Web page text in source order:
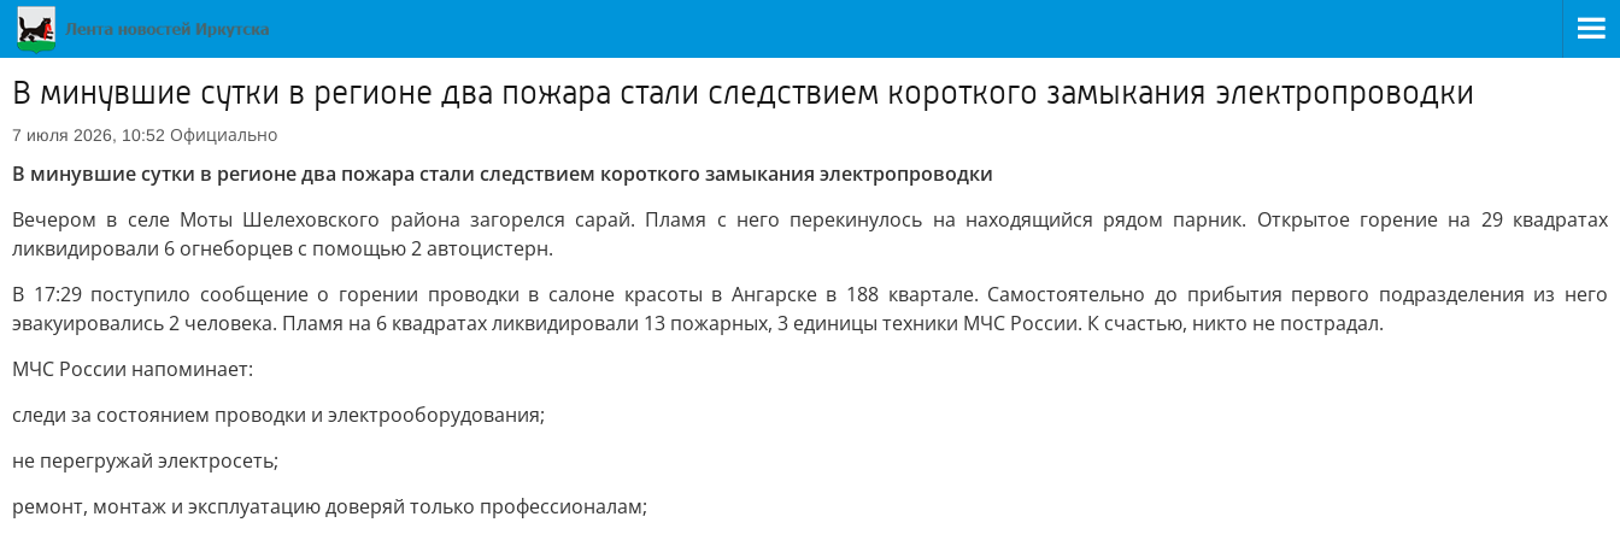
В минувшие сутки в регионе два пожара стали следствием короткого замыкания электропроводки
7 июля 2026, 10:52 Официально
В минувшие сутки в регионе два пожара стали следствием короткого замыкания электропроводки
Вечером в селе Моты Шелеховского района загорелся сарай. Пламя с него перекинулось на находящийся рядом парник. Открытое горение на 29 квадратах
ликвидировали 6 огнеборцев с помощью 2 автоцистерн.
В 17:29 поступило сообщение о горении проводки в салоне красоты в Ангарске в 188 квартале. Самостоятельно до прибытия первого подразделения из него
эвакуировались 2 человека. Пламя на 6 квадратах ликвидировали 13 пожарных, 3 единицы техники МЧС России. К счастью, никто не пострадал.
МЧС России напоминает:
следи за состоянием проводки и электрооборудования;
не перегружай электросеть;
ремонт, монтаж и эксплуатацию доверяй только профессионалам;